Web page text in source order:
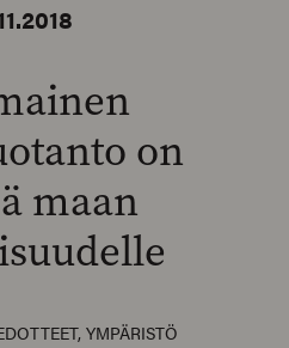
on
maan
, YMPÄRISTÖ